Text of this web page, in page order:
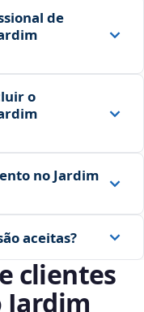
de
o
no Jardim
aceitas?
clientes